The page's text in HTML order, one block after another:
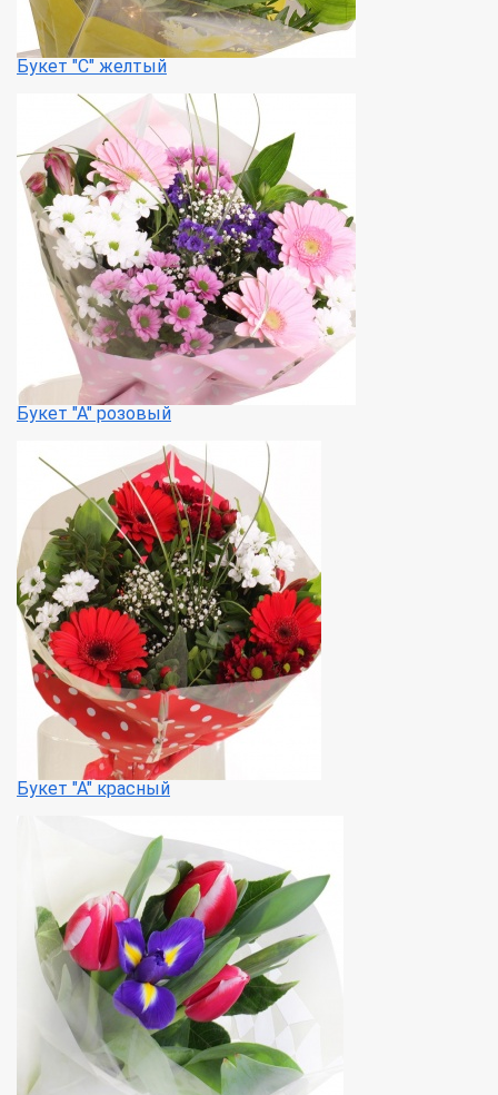
Букет "С" желтый
Букет "А" розовый
Букет "А" красный